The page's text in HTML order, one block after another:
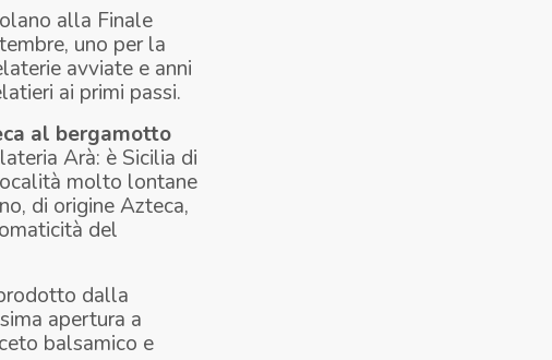
alla Finale
uno per la
avviate e anni
ai primi passi.
al bergamotto
Arà: è Sicilia di
molto lontane
di origine Azteca,
del
dalla
apertura a
balsamico e